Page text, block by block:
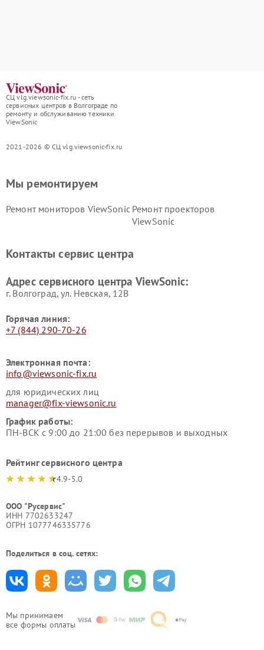
СЦ vlg.viewsonic-fix.ru - сеть
сервисных центров в Волгограде по
ремонту и обслуживанию техники
ViewSonic
2021-2026 © СЦ vlg.viewsonic-fix.ru
Мы принимаем
все формы оплаты
Мы ремонтируем
Ремонт мониторов ViewSonic Ремонт проекторов
ViewSonic
Контакты сервис центра
Адрес сервисного центра ViewSonic:
г. Волгоград, ул. Невская, 12В
Горячая линия:
+7 (844) 290-70-26
Электронная почта:
info@viewsonic-fix.ru
для юридических лиц
manager@fix-viewsonic.ru
График работы:
ПН-ВСК с 9:00 до 21:00 без перерывов и выходных
Рейтинг сервисного центра
4.9-5.0
ООО "Русервис"
ИНН 7702633247
ОГРН 1077746335776
Поделиться в соц. сетях: